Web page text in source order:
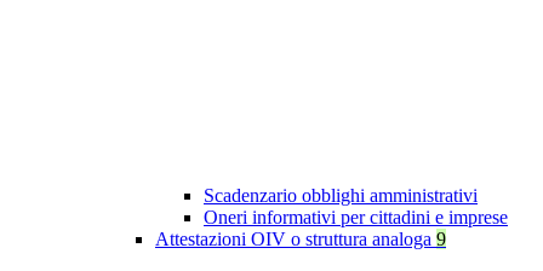
Scadenzario obblighi amministrativi
Oneri informativi per cittadini e imprese
Attestazioni OIV o struttura analoga 9